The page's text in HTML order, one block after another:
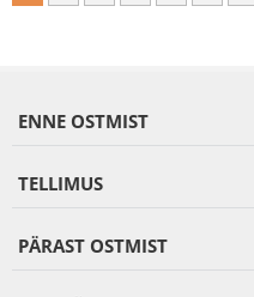
ENNE OSTMIST
TELLIMUS
PÄRAST OSTMIST